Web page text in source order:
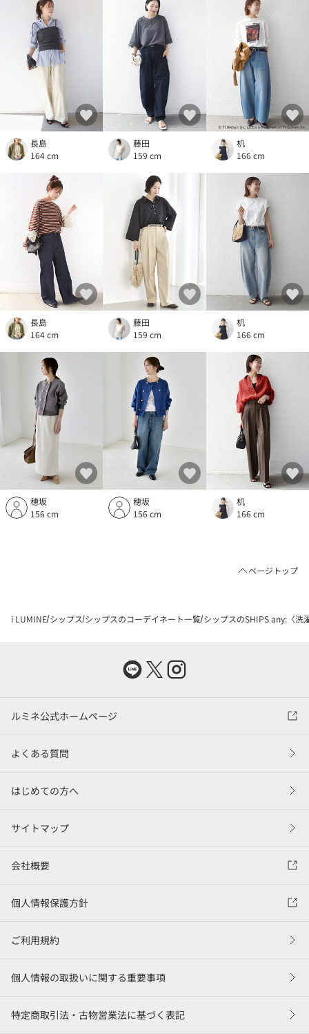
長島
164 cm
藤田
159 cm
机
166 cm
長島
164 cm
藤田
159 cm
机
166 cm
穂坂
156 cm
穂坂
156 cm
机
166 cm
ページトップ
i LUMINE シップス シップスのコーデイネート一覧 シップスのSHIPS any:〈洗
ルミネ公式ホームページ
よくある質問
はじめての方へ
サイトマップ
会社概要
個人情報保護方針
ご利用規約
個人情報の取扱いに関する重要事項
特定商取引法・古物営業法に基づく表記